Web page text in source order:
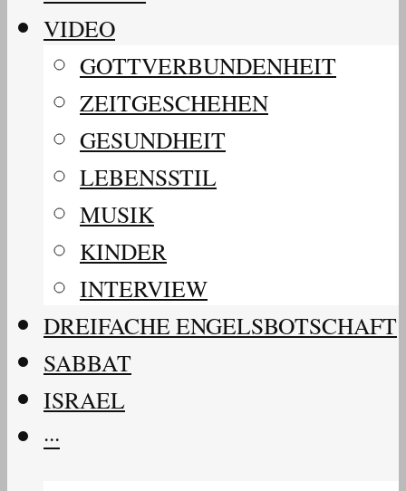
VIDEO
GOTTVERBUNDENHEIT
ZEITGESCHEHEN
GESUNDHEIT
LEBENSSTIL
MUSIK
KINDER
INTERVIEW
DREIFACHE ENGELSBOTSCHAFT
SABBAT
ISRAEL
···